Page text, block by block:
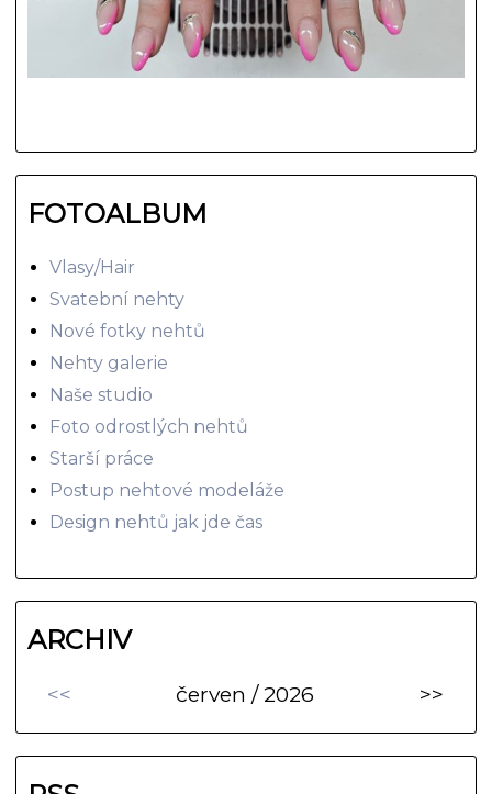
FOTOALBUM
Vlasy/Hair
Svatební nehty
Nové fotky nehtů
Nehty galerie
Naše studio
Foto odrostlých nehtů
Starší práce
Postup nehtové modeláže
Design nehtů jak jde čas
ARCHIV
<< červen / 2026 >>